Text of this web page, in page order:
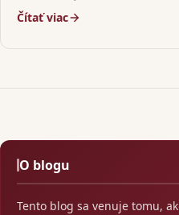
ekologicznym podejściem
Čítať viac
O blogu
Tento blog sa venuje tomu,